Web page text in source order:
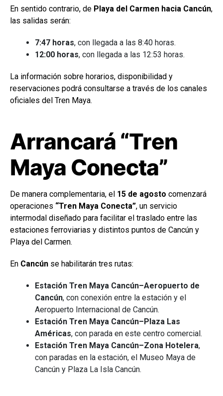
En sentido contrario, de Playa del Carmen hacia Cancún,
las salidas serán:
7:47 horas, con llegada a las 8:40 horas.
12:00 horas, con llegada a las 12:53 horas.
La información sobre horarios, disponibilidad y
reservaciones podrá consultarse a través de los canales
oficiales del Tren Maya.
Arrancará “Tren
Maya Conecta”
De manera complementaria, el 15 de agosto comenzará
operaciones “Tren Maya Conecta”, un servicio
intermodal diseñado para facilitar el traslado entre las
estaciones ferroviarias y distintos puntos de Cancún y
Playa del Carmen.
En Cancún se habilitarán tres rutas:
Estación Tren Maya Cancún–Aeropuerto de
Cancún, con conexión entre la estación y el
Aeropuerto Internacional de Cancún.
Estación Tren Maya Cancún–Plaza Las
Américas, con parada en este centro comercial.
Estación Tren Maya Cancún–Zona Hotelera,
con paradas en la estación, el Museo Maya de
Cancún y Plaza La Isla Cancún.